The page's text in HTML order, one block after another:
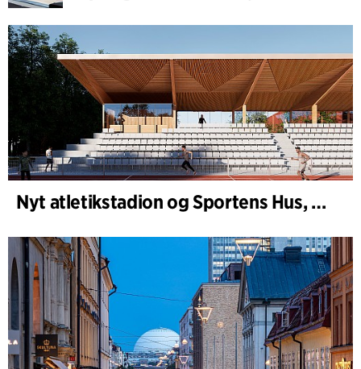
Nyt atletikstadion og Sportens Hus, Kongelunden Aarhus